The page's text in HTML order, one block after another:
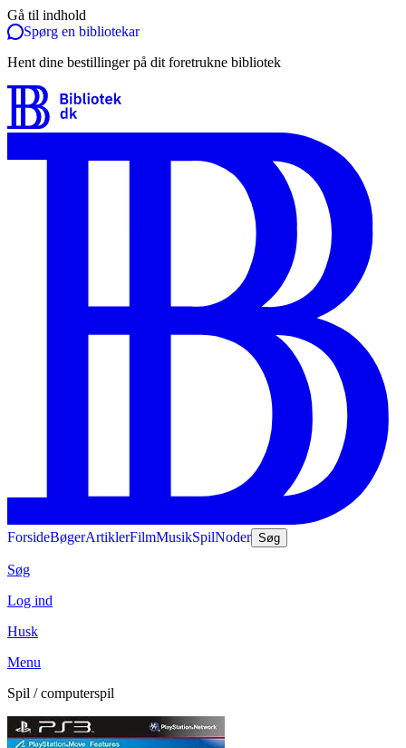
Gå til indhold
Spørg en bibliotekar
Hent dine bestillinger på dit foretrukne bibliotek
ForsideBøgerArtiklerFilmMusikSpilNoder Søg
Søg
Log ind
Husk
Menu
Spil / computerspil